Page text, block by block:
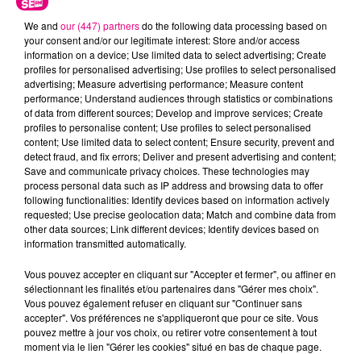
Cancer Lion Vierge
Balance Scorpion
We and our (447) partnersdo the following data processing based on
your consent and/or our legitimate interest: Store and/or access
information on a device; Use limited data to select advertising; Create
profiles for personalised advertising; Use profiles to select personalised
advertising; Measure advertising performance; Measure content
performance; Understand audiences through statistics or combinations
of data from different sources; Develop and improve services; Create
profiles to personalise content; Use profiles to select personalised
content; Use limited data to select content; Ensure security, prevent and
detect fraud, and fix errors; Deliver and present advertising and content;
Save and communicate privacy choices. These technologies may
process personal data such as IP address and browsing data to offer
following functionalities: Identify devices based on information actively
requested; Use precise geolocation data; Match and combine data from
other data sources; Link different devices; Identify devices based on
information transmitted automatically.
Vous pouvez accepter en cliquant sur "Accepter et fermer", ou affiner en
sélectionnant les finalités et/ou partenaires dans "Gérer mes choix".
Vous pouvez également refuser en cliquant sur "Continuer sans
accepter". Vos préférences ne s'appliqueront que pour ce site. Vous
pouvez mettre à jour vos choix, ou retirer votre consentement à tout
moment via le lien "Gérer les cookies" situé en bas de chaque page.